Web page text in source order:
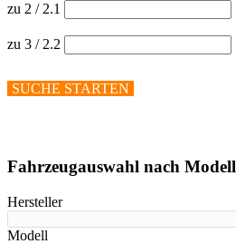
zu 2 / 2.1
zu 3 / 2.2
SUCHE STARTEN
Fahrzeugauswahl nach Modell
Hersteller
Modell